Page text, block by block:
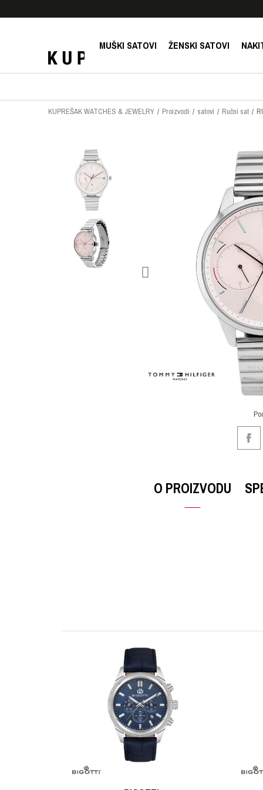
MUŠKI SATOVI ŽENSKI SATOVI
KUPREŠAK WATCHES & JEWELRY Proizvodi satovi Ručni sat
O PROIZVODU